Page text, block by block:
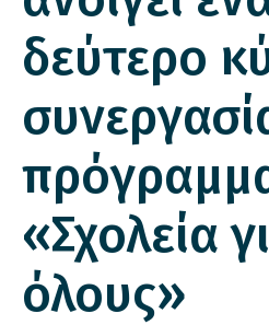
δεύτερο
«Σχολεία
όλους»